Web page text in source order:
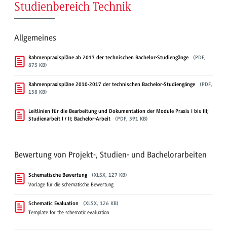
Studienbereich Technik
Allgemeines
Rahmenpraxispläne ab 2017 der technischen Bachelor-Studiengänge
(PDF,
873 KB)
Rahmenpraxispläne 2010-2017 der technischen Bachelor-Studiengänge
(PDF,
158 KB)
Leitlinien für die Bearbeitung und Dokumentation der Module Praxis I bis III;
Studienarbeit I / II; Bachelor-Arbeit
(PDF, 391 KB)
Bewertung von Projekt-, Studien- und Bachelorarbeiten
Schematische Bewertung (XLSX, 127 KB)
Vorlage für die schematische Bewertung
Schematic Evaluation (XLSX, 126 KB)
Template for the schematic evaluation